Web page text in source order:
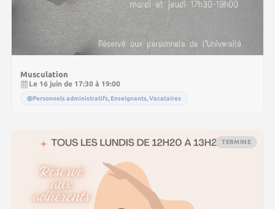
Musculation
Le 16 juin de 17:30 à 19:00
Personnels administratifs, Enseignants, Vacataires
TERMINE